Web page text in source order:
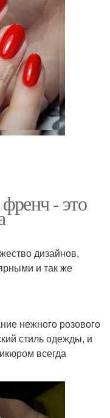
- это
дизайнов,
и так же
нежного розового
стиль одежды, и
всегда